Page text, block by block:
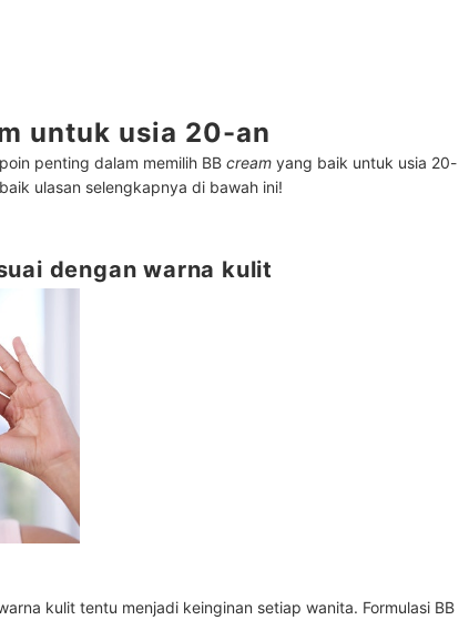
untuk usia 20-an
penting dalam memilih BB cream yang baik untuk usia 20-
ulasan selengkapnya di bawah ini!
dengan warna kulit
kulit tentu menjadi keinginan setiap wanita. Formulasi BB